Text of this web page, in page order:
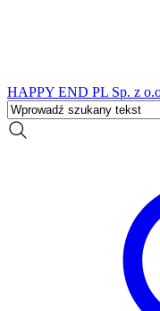
HAPPY END PL Sp. z